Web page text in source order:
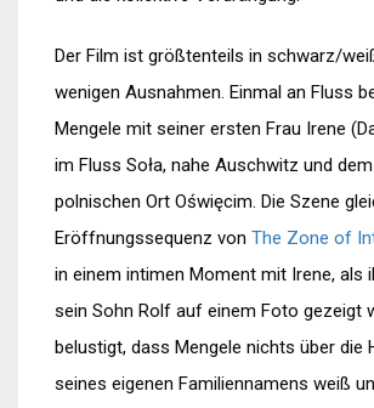
Der Film ist größtenteils in schwarz/
wenigen Ausnahmen. Einmal an Fluss
Mengele mit seiner ersten Frau Irene
im Fluss Soła, nahe Auschwitz und
polnischen Ort Oświęcim. Die Szene
Eröffnungssequenz von The Zone of
in einem intimen Moment mit Irene, als
sein Sohn Rolf auf einem Foto gezeigt
belustigt, dass Mengele nichts über die
seines eigenen Familiennamens weiß